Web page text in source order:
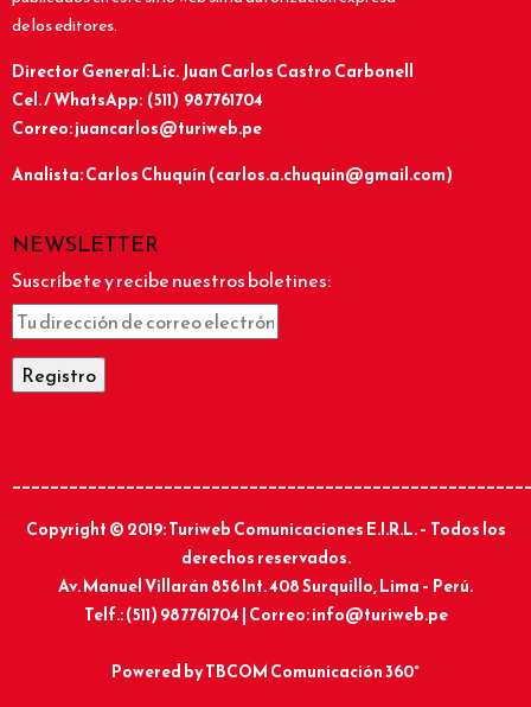
de los editores.
Director General: Lic.Juan Carlos Castro Carbonell
Cel. / WhatsApp: (511) 987761704
Correo: juancarlos@turiweb.pe
Analista: Carlos Chuquín (carlos.a.chuquin@gmail.com)
NEWSLETTER
Suscríbete y recibe nuestros boletines:
Copyright © 2019: Turiweb Comunicaciones E.I.R.L. – Todos los
derechos reservados.
Av. Manuel Villarán 856 Int. 408 Surquillo, Lima – Perú.
Telf.: (511) 987761704 | Correo: info@turiweb.pe
Powered byTBCOM Comunicación 360°